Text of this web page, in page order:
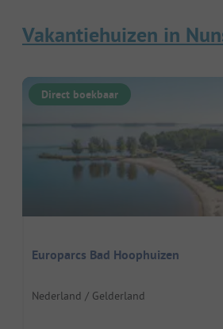
Vakantiehuizen in
Direct boekbaar
Europarcs Bad Hoophuizen
Nederland / Gelderland